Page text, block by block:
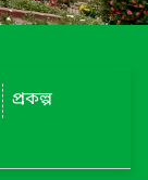
প্রকল্প